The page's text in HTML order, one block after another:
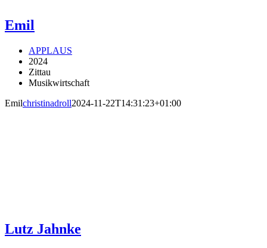
Emil
APPLAUS
2024
Zittau
Musikwirtschaft
Emilchristinadroll2024-11-22T14:31:23+01:00
Lutz Jahnke